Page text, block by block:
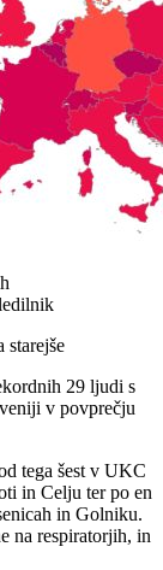
starejše
29 ljudi s
v povprečju
tega šest v UKC
in Celju ter po en
in Golniku.
na respiratorjih, in